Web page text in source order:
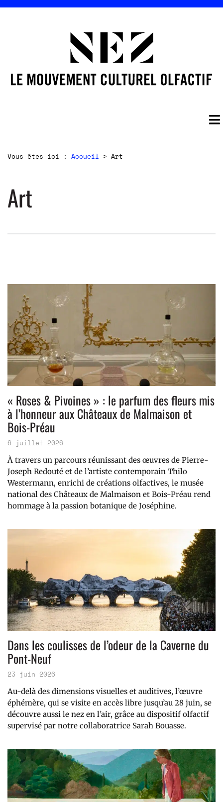
Vous êtes ici : Accueil > Art
Art
« Roses & Pivoines » : le parfum des fleurs mis
à l’honneur aux Châteaux de Malmaison et
Bois-Préau
6 juillet 2026
À travers un parcours réunissant des œuvres de Pierre-
Joseph Redouté et de l’artiste contemporain Thilo
Westermann, enrichi de créations olfactives, le musée
national des Châteaux de Malmaison et Bois-Préau rend
hommage à la passion botanique de Joséphine.
Dans les coulisses de l’odeur de la Caverne du
Pont-Neuf
23 juin 2026
Au-delà des dimensions visuelles et auditives, l’œuvre
éphémère, qui se visite en accès libre jusqu’au 28 juin, se
découvre aussi le nez en l’air, grâce au dispositif olfactif
supervisé par notre collaboratrice Sarah Bouasse.